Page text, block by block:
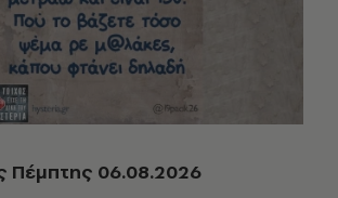
Πέμπτης 06.08.2026